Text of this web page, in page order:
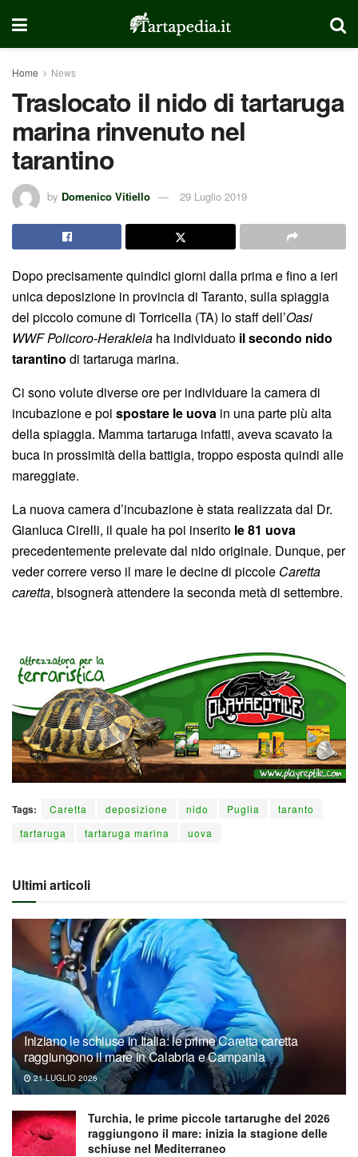
Home News
Traslocato il nido di tartaruga
marina rinvenuto nel
tarantino
by Domenico Vitiello 29 Luglio 2019
Dopo precisamente quindici giorni dalla prima e fino a ieri
unica deposizione in provincia di Taranto, sulla spiaggia
del piccolo comune di Torricella (TA) lo staff dell’Oasi
WWF Policoro-Herakleia ha individuato il secondo nido
tarantino di tartaruga marina.
Ci sono volute diverse ore per individuare la camera di
incubazione e poi spostare le uova in una parte più alta
della spiaggia. Mamma tartaruga infatti, aveva scavato la
buca in prossimità della battigia, troppo esposta quindi alle
mareggiate.
La nuova camera d’incubazione è stata realizzata dal Dr.
Gianluca Cirelli, il quale ha poi inserito le 81 uova
precedentemente prelevate dal nido originale. Dunque, per
veder correre verso il mare le decine di piccole Caretta
caretta, bisognerà attendere la seconda metà di settembre.
Tags: Caretta deposizione nido Puglia
taranto
tartaruga
tartaruga marina uova
Ultimi articoli
Iniziano le schiuse in Italia: le prime Caretta caretta
raggiungono il mare in Calabria e Campania
21 LUGLIO 2026
Turchia, le prime piccole tartarughe del 2026
raggiungono il mare: inizia la stagione delle
schiuse nel Mediterraneo